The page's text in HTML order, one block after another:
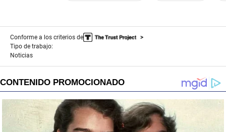
Conforme a los criterios de
Tipo de trabajo:
Noticias